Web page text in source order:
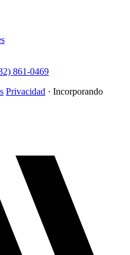
861-0469
Privacidad · Incorporando